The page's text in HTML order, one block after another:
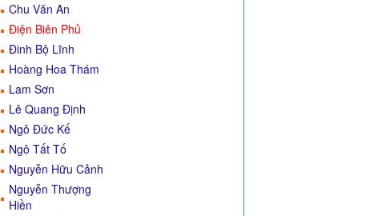
Chu Văn An
Điện Biên Phủ
Đinh Bộ Lĩnh
Hoàng Hoa Thám
Lam Sơn
Lê Quang Định
Ngô Đức Kế
Ngô Tất Tố
Nguyễn Hữu Cảnh
Nguyễn Thượng
Hiền